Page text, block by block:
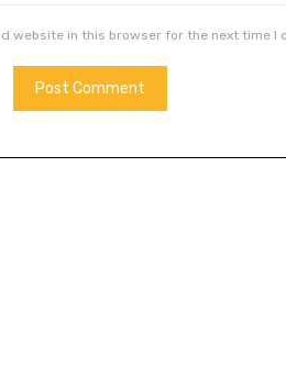
website in this browser for the next time I